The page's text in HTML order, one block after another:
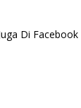
Di Facebook